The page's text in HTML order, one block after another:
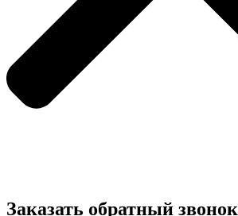
Заказать обратный звонок